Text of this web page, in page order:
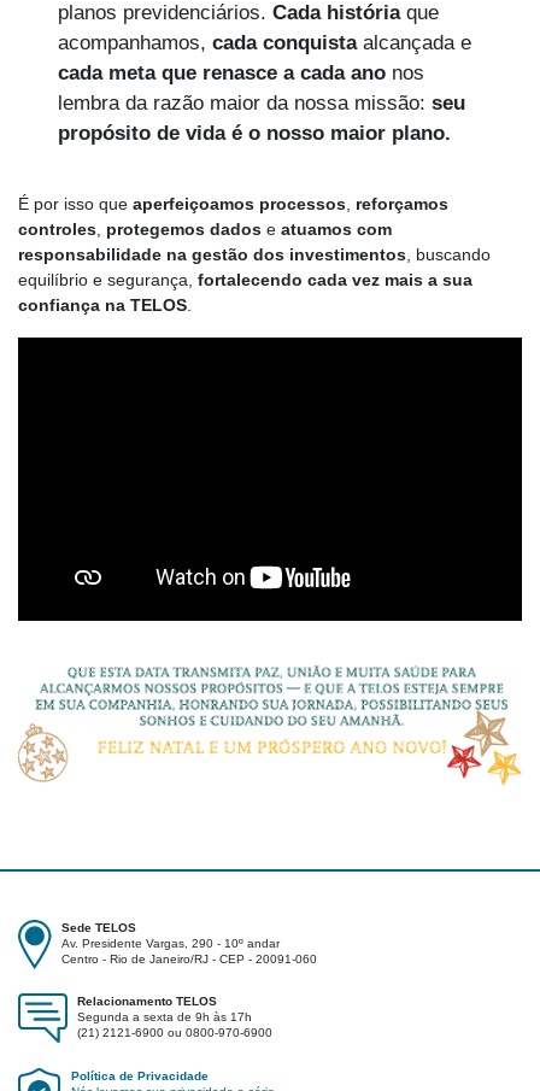
planos previdenciários.Cada históriaque
acompanhamos, cada conquistaalcançada e
cada meta que renasce a cada ano nos
lembra da razão maior da nossa missão:seu
propósito de vida é o nosso maior plano.
É por isso que aperfeiçoamos processos reforçamos
controles protegemos dados e atuamos com
responsabilidade na gestão dos investimentos , buscando
equilíbrio e segurança, fortalecendo cada vez mais a sua
confiança na TELOS
Sede TELOS
Av. Presidente Vargas, 290 - 10º andar
Centro - Rio de Janeiro/RJ - CEP - 20091-060
Relacionamento TELOS
Segunda a sexta de 9h às 17h
(21) 2121-6900 ou 0800-970-6900
Política de Privacidade